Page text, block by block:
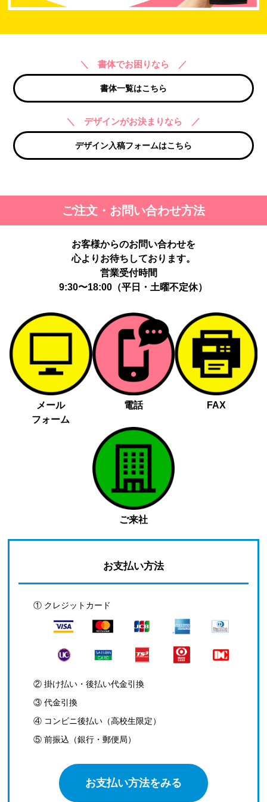
＼ 書体でお困りなら ／
書体一覧はこちら
＼ デザインがお決まりなら ／
デザイン入稿フォームはこちら
ご注文・お問い合わせ方法
お客様からのお問い合わせを
心よりお待ちしております。
営業受付時間
9:30〜18:00（平日・土曜不定休）
メール
フォーム
電話 FAX
ご来社
お支払い方法
① クレジットカード
② 掛け払い・後払い代金引換
③ 代金引換
④ コンビニ後払い（高校生限定）
⑤ 前振込（銀行・郵便局）
お支払い方法をみる